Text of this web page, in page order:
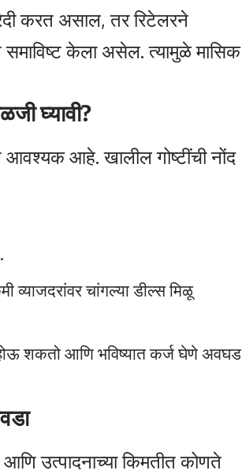
करत असाल, तर रिटेलरने
समाविष्ट केला असेल. त्यामुळे मासिक
घ्यावी?
आहे. खालील गोष्टींची नोंद
चांगल्या डील्स मिळू
शकतो आणि भविष्यात कर्ज घेणे अवघड
आणि उत्पादनाच्या किमतीत कोणते